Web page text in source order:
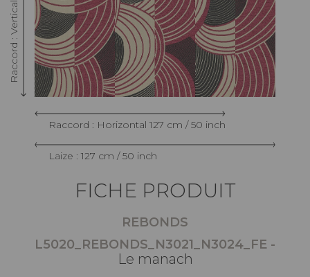
Raccord : Horizontal 127 cm / 50 inch
Laize : 127 cm / 50 inch
FICHE PRODUIT
REBONDS
L5020_REBONDS_N3021_N3024_FE -
Le manach